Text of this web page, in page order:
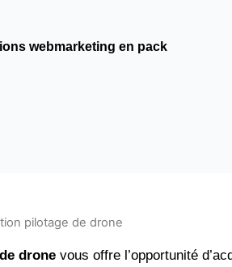
webmarketing en pack
pilotage de drone
drone vous offre l’opportunité